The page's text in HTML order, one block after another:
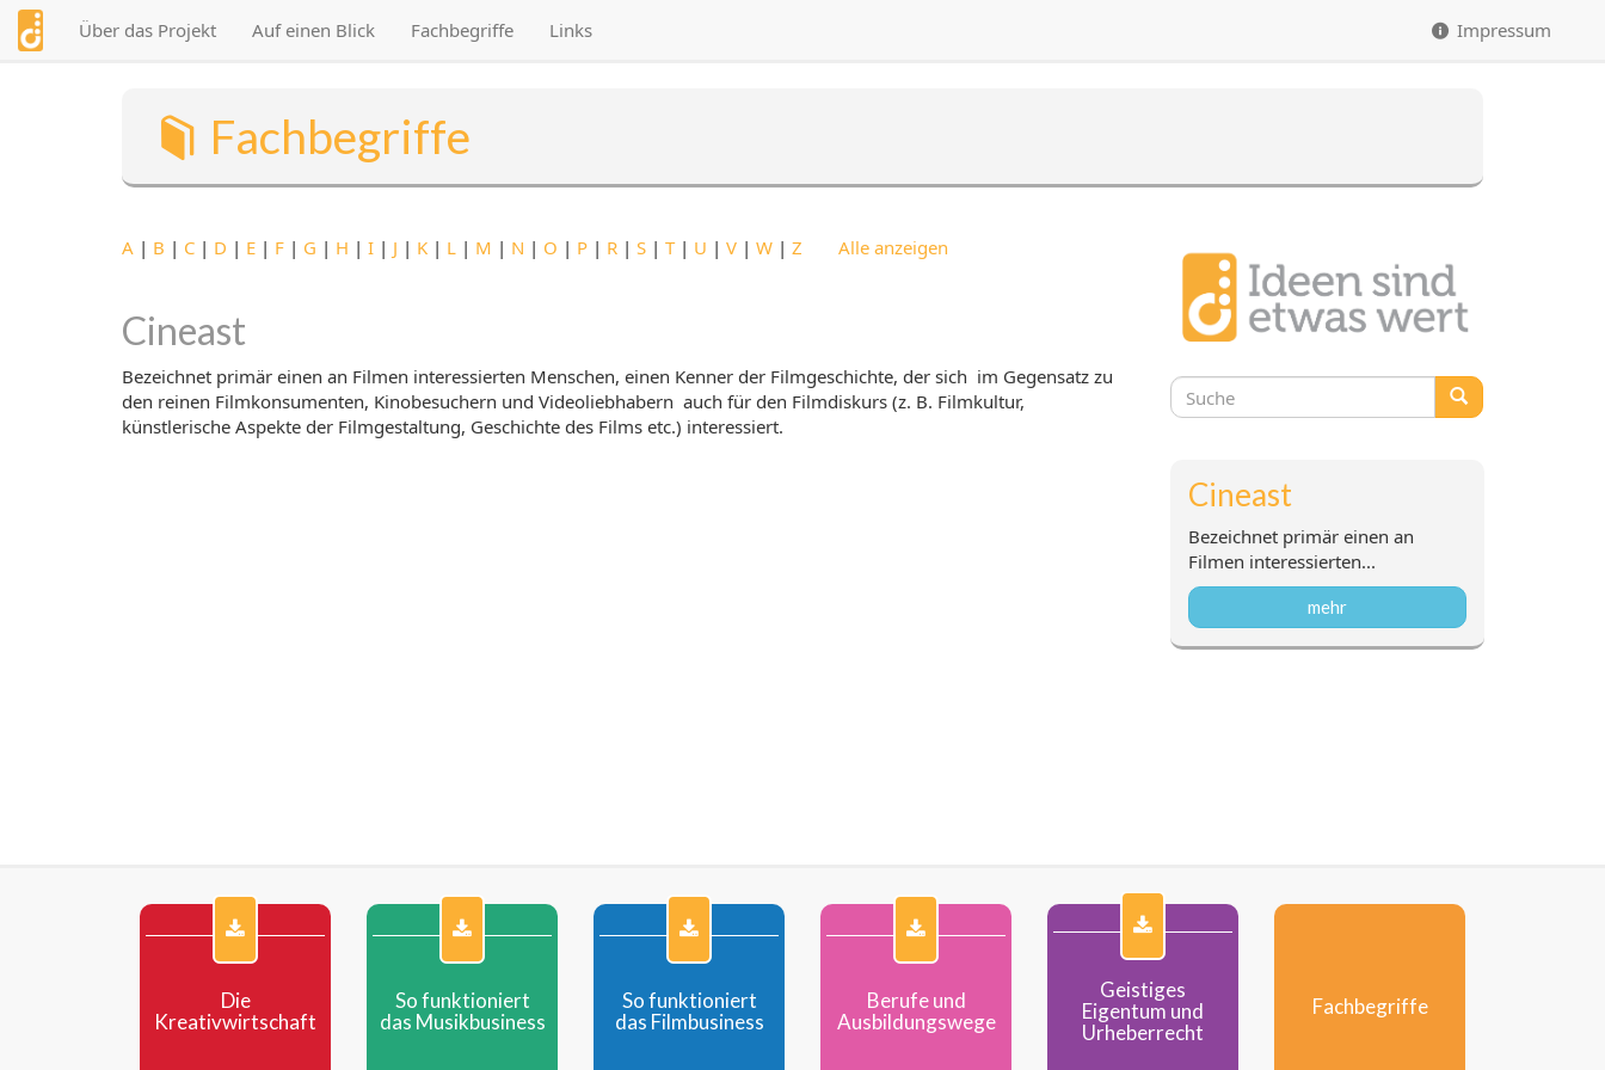
Direkt
zum
Über das Projekt Auf einen Blick Fachbegriffe Links Impressum
Fachbegriffe
A | B | C | D | E | F | G | H | I | J | K | L | M | N | O | P | R | S | T | U | V | W | Z Alle anzeigen
Cineast
Bezeichnet primär einen an Filmen interessierten Menschen, einen Kenner der Filmgeschichte, der sich  im Gegensatz zu
den reinen Filmkonsumenten, Kinobesuchern und Videoliebhabern  auch für den Filmdiskurs (z. B. Filmkultur,
künstlerische Aspekte der Filmgestaltung, Geschichte des Films etc.) interessiert.
Suchformular
Cineast
Bezeichnet primär einen an
Filmen interessierten...
mehr
Die
Kreativwirtschaft
So funktioniert
das Musikbusiness
So funktioniert
das Filmbusiness
Berufe und
Ausbildungswege
Geistiges
Eigentum und
Urheberrecht
Fachbegriffe